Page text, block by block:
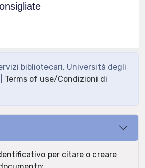
bibliotecari, Università degli
Terms of use/Condizioni di
per citare o creare